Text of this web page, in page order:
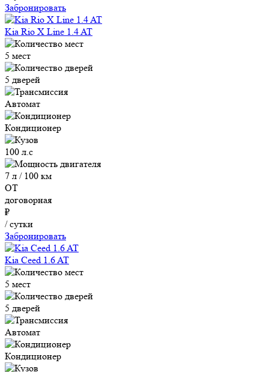
Забронировать
Kia Rio X Line 1.4 AT
5 мест
5 дверей
Автомат
Кондиционер
100 л.с
7 л / 100 км
ОТ
договорная
₽
/ сутки
Забронировать
Kia Ceed 1.6 AT
5 мест
5 дверей
Автомат
Кондиционер